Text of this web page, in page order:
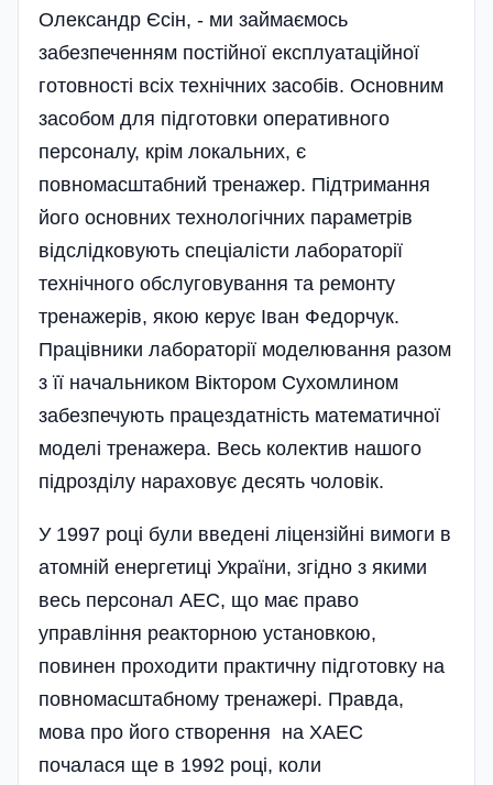
Олександр Єсін, - ми займаємось
забезпеченням постійної експлуатаційної
готовності всіх технічних засобів. Основним
засобом для підготовки оперативного
персоналу, крім локальних, є
повномасштабний тренажер. Підтримання
його основних технологічних параметрів
відслідковують спеціалісти лабораторії
технічного обслуговування та ремонту
тренажерів, якою керує Іван Федорчук.
Працівники лабораторії моделювання разом
з її начальником Віктором Сухомлином
забезпечують працездатність математичної
моделі тренажера. Весь колектив нашого
підрозділу нараховує десять чоловік.
У 1997 році були введені ліцен­зійні вимоги в
атомній енергетиці України, згідно з якими
весь персонал АЕС, що має право
управління реакторною установкою,
повинен проходити практичну підготовку на
повномасштабному тренажері. Правда,
мова про його створення на ХАЕС
почалася ще в 1992 році, коли